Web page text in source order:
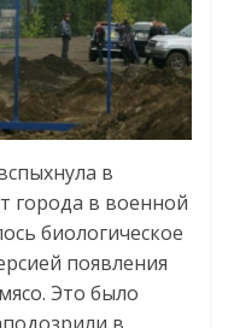
в
города в военной
биологическое
появления
Это было